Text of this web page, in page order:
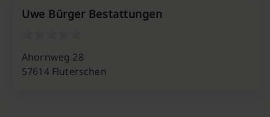
Uwe Bürger Bestattungen
Ahornweg 28
57614 Fluterschen